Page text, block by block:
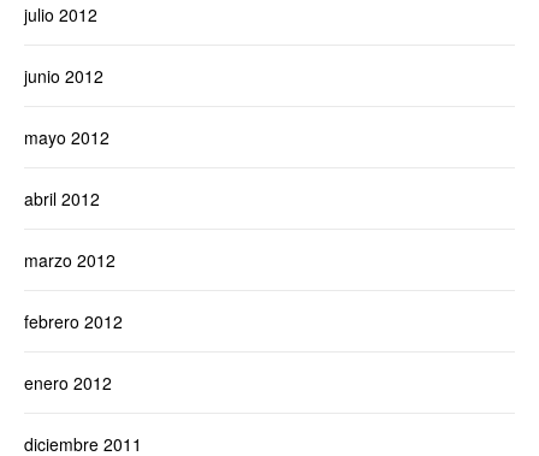
julio 2012
junio 2012
mayo 2012
abril 2012
marzo 2012
febrero 2012
enero 2012
diciembre 2011